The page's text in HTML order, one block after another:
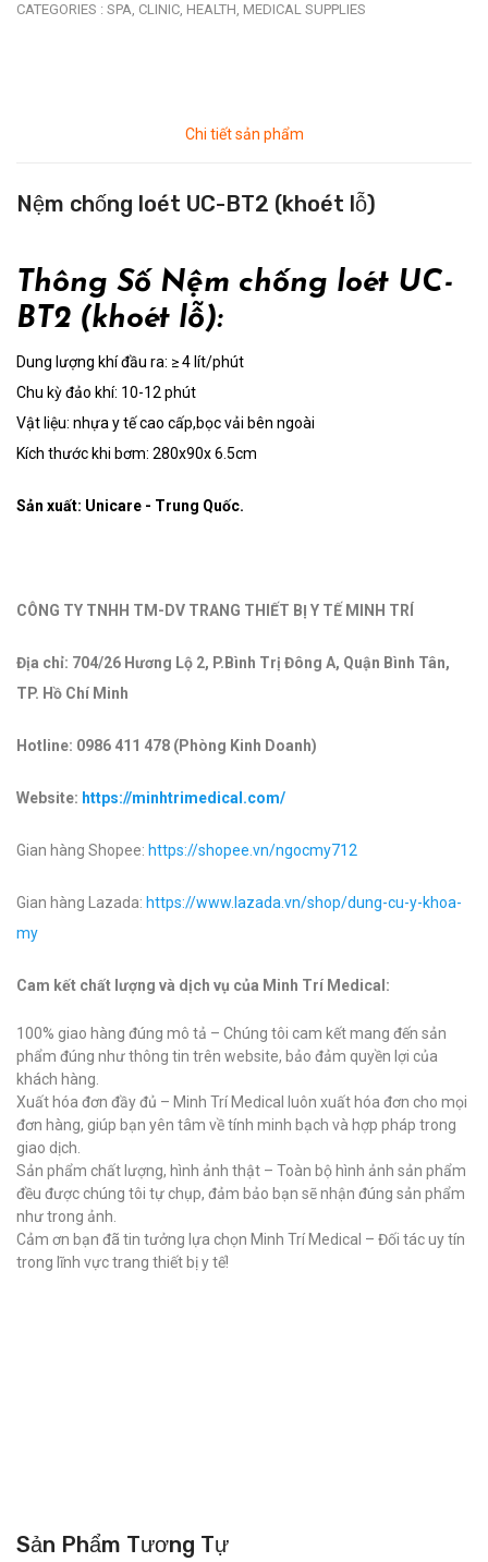
CATEGORIES : SPA, CLINIC, HEALTH, MEDICAL SUPPLIES
Chi tiết sản phẩm
Nệm chống loét UC-BT2 (khoét lỗ)
Thông Số Nệm chống loét UC-
BT2 (khoét lỗ):
Dung lượng khí đầu ra: ≥ 4 lít/phút
Chu kỳ đảo khí: 10-12 phút
Vật liệu: nhựa y tế cao cấp,bọc vải bên ngoài
Kích thước khi bơm: 280x90x 6.5cm
Sản xuất: Unicare - Trung Quốc.
CÔNG TY TNHH TM-DV TRANG THIẾT BỊ Y TẾ MINH TRÍ
Địa chỉ: 704/26 Hương Lộ 2, P.Bình Trị Đông A, Quận Bình Tân,
TP. Hồ Chí Minh
Hotline: 0986 411 478 (Phòng Kinh Doanh)
Website: https://minhtrimedical.com/
Gian hàng Shopee: https://shopee.vn/ngocmy712
Gian hàng Lazada: https://www.lazada.vn/shop/dung-cu-y-khoa-
my
Cam kết chất lượng và dịch vụ của Minh Trí Medical:
100% giao hàng đúng mô tả – Chúng tôi cam kết mang đến sản
phẩm đúng như thông tin trên website, bảo đảm quyền lợi của
khách hàng.
Xuất hóa đơn đầy đủ – Minh Trí Medical luôn xuất hóa đơn cho mọi
đơn hàng, giúp bạn yên tâm về tính minh bạch và hợp pháp trong
giao dịch.
Sản phẩm chất lượng, hình ảnh thật – Toàn bộ hình ảnh sản phẩm
đều được chúng tôi tự chụp, đảm bảo bạn sẽ nhận đúng sản phẩm
như trong ảnh.
Cảm ơn bạn đã tin tưởng lựa chọn Minh Trí Medical – Đối tác uy tín
trong lĩnh vực trang thiết bị y tế!
Sản Phẩm Tương Tự